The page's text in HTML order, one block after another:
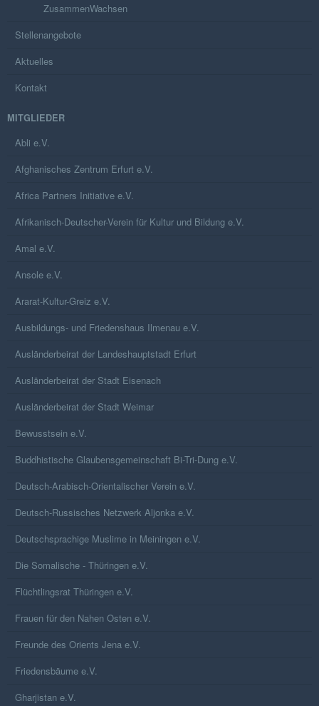
ZusammenWachsen
Stellenangebote
Aktuelles
Kontakt
MITGLIEDER
Abli e.V.
Afghanisches Zentrum Erfurt e.V.
Africa Partners Initiative e.V.
Afrikanisch-Deutscher-Verein für Kultur und Bildung e.V.
Amal e.V.
Ansole e.V.
Ararat-Kultur-Greiz e.V.
Ausbildungs- und Friedenshaus Ilmenau e.V.
Ausländerbeirat der Landeshauptstadt Erfurt
Ausländerbeirat der Stadt Eisenach
Ausländerbeirat der Stadt Weimar
Bewusstsein e.V.
Buddhistische Glaubensgemeinschaft Bi-Tri-Dung e.V.
Deutsch-Arabisch-Orientalischer Verein e.V.
Deutsch-Russisches Netzwerk Aljonka e.V.
Deutschsprachige Muslime in Meiningen e.V.
Die Somalische - Thüringen e.V.
Flüchtlingsrat Thüringen e.V.
Frauen für den Nahen Osten e.V.
Freunde des Orients Jena e.V.
Friedensbäume e.V.
Gharjistan e.V.